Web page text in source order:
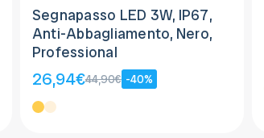
Segnapasso LED 3W, IP67,
Anti-Abbagliamento, Nero,
Professional
26,94€44,90€ -40%